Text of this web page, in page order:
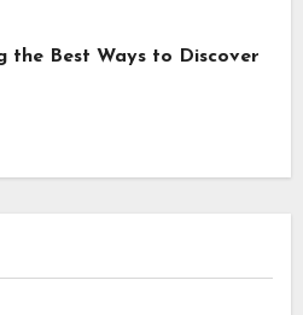
the Best Ways to Discover